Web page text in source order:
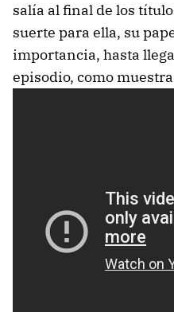
salía al final de los
suerte para ella, su
importancia, hasta
episodio, como